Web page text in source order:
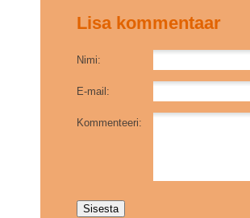
Lisa kommentaar
Nimi:
E-mail:
Kommenteeri: